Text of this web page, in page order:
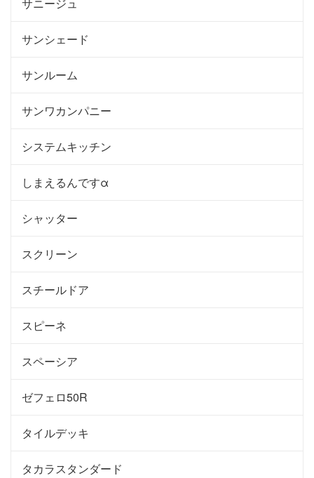
サニージュ
サンシェード
サンルーム
サンワカンパニー
システムキッチン
しまえるんですα
シャッター
スクリーン
スチールドア
スピーネ
スペーシア
ゼフェロ50R
タイルデッキ
タカラスタンダード